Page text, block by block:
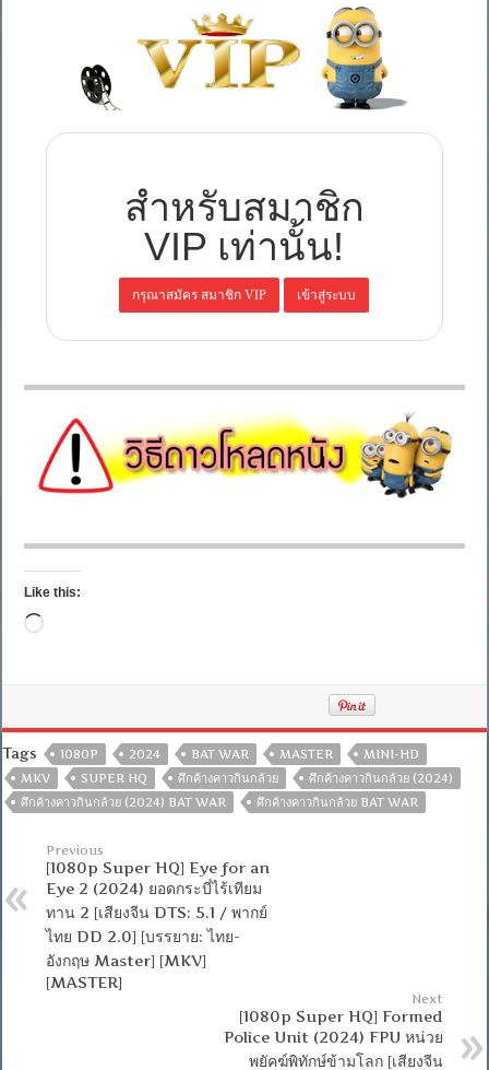
สำหรับสมาชิก
VIP เท่านั้น!
Like this:
Loading…
Tags 1080P 2024 BAT WAR MASTER
MINI-HD
MKV
SUPER HQ ศึกค้างคาวกินกล้วย
ศึกค้างคาวกินกล้วย (2024)
ศึกค้างคาวกินกล้วย (2024) BAT WAR
ศึกค้างคาวกินกล้วย BAT WAR
Previous
[1080p Super HQ] Eye for an
Eye 2 (2024) ยอดกระบี่ไร้เทียม
ทาน 2 [เสียงจีน DTS: 5.1 / พากย์
ไทย DD 2.0] [บรรยาย: ไทย-
อังกฤษ Master] [MKV]
[MASTER]
Next
[1080p Super HQ] Formed
Police Unit (2024) FPU หน่วย
พยัคฆ์พิทักษ์ข้ามโลก [เสียงจีน